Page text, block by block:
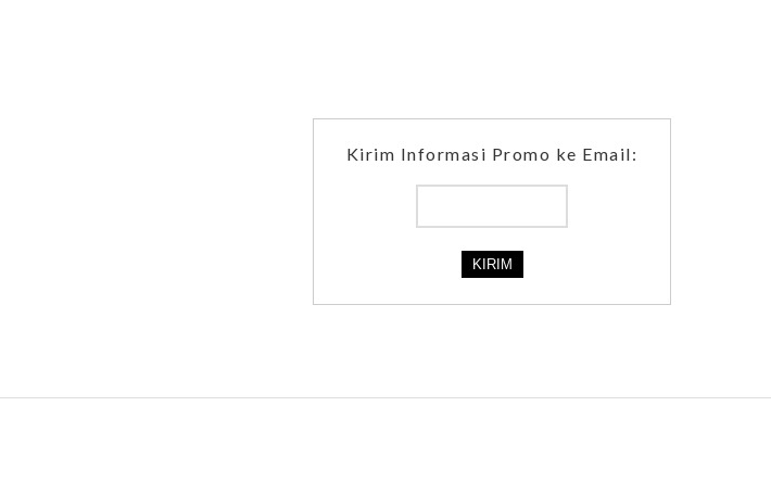
Kirim Informasi Promo ke Email: